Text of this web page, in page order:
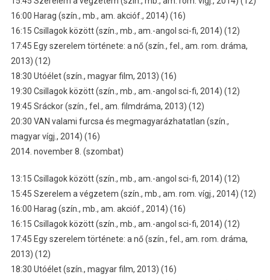
16:00 Harag (szín., mb., am. akcióf., 2014) (16)
16:15 Csillagok között (szín., mb., am.-angol sci-fi, 2014) (12)
17:45 Egy szerelem története: a nő (szín., fel., am. rom. dráma,
2013) (12)
18:30 Utóélet (szín., magyar film, 2013) (16)
19:30 Csillagok között (szín., mb., am.-angol sci-fi, 2014) (12)
19:45 Sráckor (szín., fel., am. filmdráma, 2013) (12)
20:30 VAN valami furcsa és megmagyarázhatatlan (szín.,
magyar vígj., 2014) (16)
2014. november 8. (szombat)
13:15 Csillagok között (szín., mb., am.-angol sci-fi, 2014) (12)
15:45 Szerelem a végzetem (szín., mb., am. rom. vígj., 2014) (12)
16:00 Harag (szín., mb., am. akcióf., 2014) (16)
16:15 Csillagok között (szín., mb., am.-angol sci-fi, 2014) (12)
17:45 Egy szerelem története: a nő (szín., fel., am. rom. dráma,
2013) (12)
18:30 Utóélet (szín., magyar film, 2013) (16)